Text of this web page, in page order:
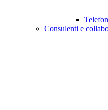
Consulenti e